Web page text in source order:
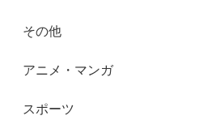
その他
アニメ・マンガ
スポーツ